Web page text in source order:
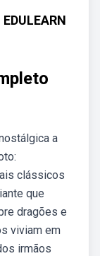
a
clássicos
que
dragões e
viviam em
irmãos